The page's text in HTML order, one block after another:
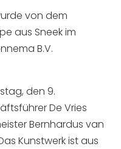
von dem
aus Sneek im
B.V.
den 9.
De Vries
Bernhardus van
Kunstwerk ist aus